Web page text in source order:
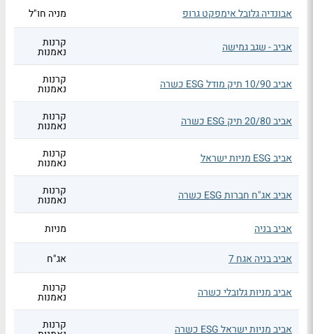
אבונדיה גלובל אימפקט גרופ מניה חו"ל
אביב - שגב גמישה קרנות
נאמנות
אביב 10/90 תיק מודל ESG כשרה קרנות
נאמנות
אביב 20/80 תיק ESG כשרה קרנות
נאמנות
אביב ESG מניות ישראל קרנות
נאמנות
אביב אג"ח חברות ESG כשרה קרנות
נאמנות
אביב בניה
מניות
אביב בניה אגח 7 אג"ח
אביב מניות גלובלי כשרה קרנות
נאמנות
אביב מניות ישראל ESG כשרה קרנות